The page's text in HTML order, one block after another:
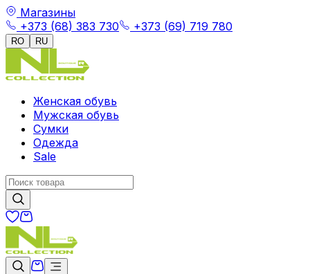
Магазины
+373 (68) 383 730
+373 (69) 719 780
RO RU
Женская обувь
Мужская обувь
Сумки
Одежда
Sale